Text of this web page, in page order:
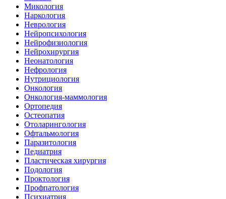
Микология
Наркология
Неврология
Нейропсихология
Нейрофизиология
Нейрохирургия
Неонатология
Нефрология
Нутрициология
Онкология
Онкология-маммология
Ортопедия
Остеопатия
Отоларингология
Офтальмология
Паразитология
Педиатрия
Пластическая хирургия
Подология
Проктология
Профпатология
Психиатрия